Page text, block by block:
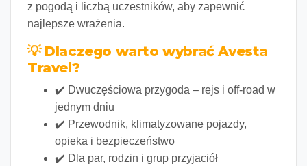
z pogodą i liczbą uczestników, aby zapewnić
najlepsze wrażenia.
💡 Dlaczego warto wybrać Avesta
Travel?
✔️ Dwuczęściowa przygoda – rejs i off-road w
jednym dniu
✔️ Przewodnik, klimatyzowane pojazdy,
opieka i bezpieczeństwo
✔️ Dla par, rodzin i grup przyjaciół